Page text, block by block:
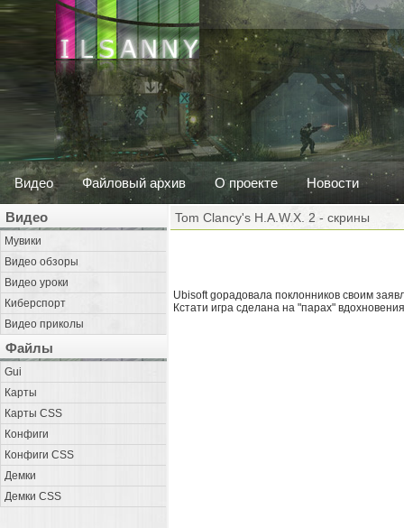
Видео Файловый архив О проекте Новости
Видео
Мувики
Видео обзоры
Видео уроки
Киберспорт
Видео приколы
Файлы
Gui
Карты
Карты CSS
Конфиги
Конфиги CSS
Демки
Демки CSS
Tom Clancy's H.A.W.X. 2 - скрины
Ubisoft gорадовала поклонников своим
Кстати игра сделана на "парах"